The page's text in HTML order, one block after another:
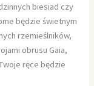
biesiad czy
będzie świetnym
rzemieślników,
obrusu Gaia,
ręce będzie